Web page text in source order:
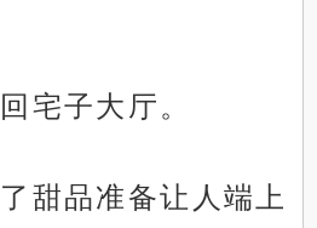
宅子大厅。
甜品准备让人端上